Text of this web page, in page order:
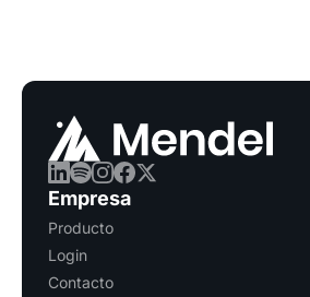
Empresa
Producto
Login
Contacto